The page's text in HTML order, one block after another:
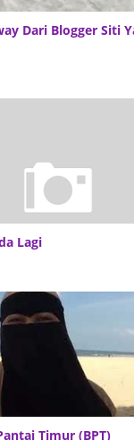
Dari Blogger Siti
Lagi
Timur (BPT)